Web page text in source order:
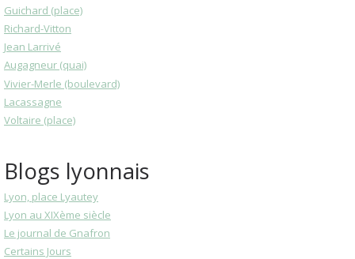
Guichard (place)
Richard-Vitton
Jean Larrivé
Augagneur (quai)
Vivier-Merle (boulevard)
Lacassagne
Voltaire (place)
Blogs lyonnais
Lyon, place Lyautey
Lyon au XIXème siècle
Le journal de Gnafron
Certains Jours